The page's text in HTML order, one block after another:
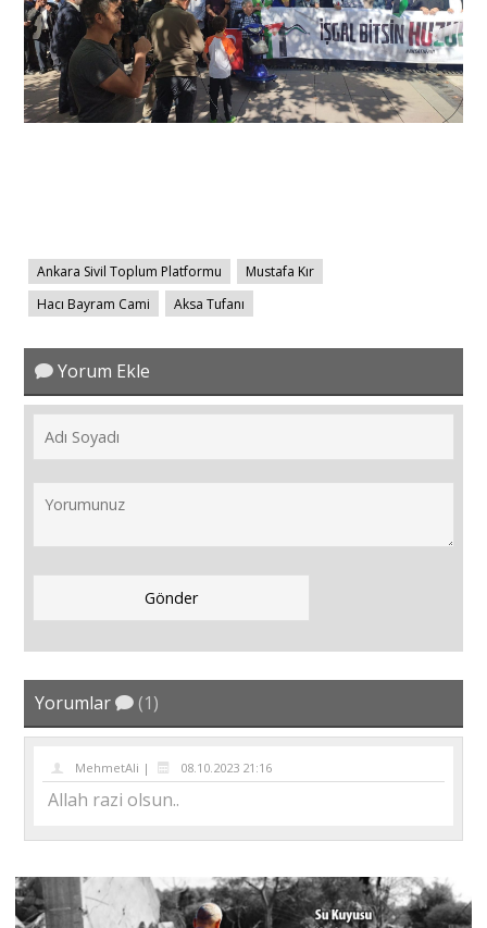
Ankara Sivil Toplum Platformu
Mustafa Kır
Hacı Bayram Cami
Aksa Tufanı
Yorum Ekle
Yorumlar (1)
MehmetAli | 08.10.2023 21:16
Allah razi olsun..